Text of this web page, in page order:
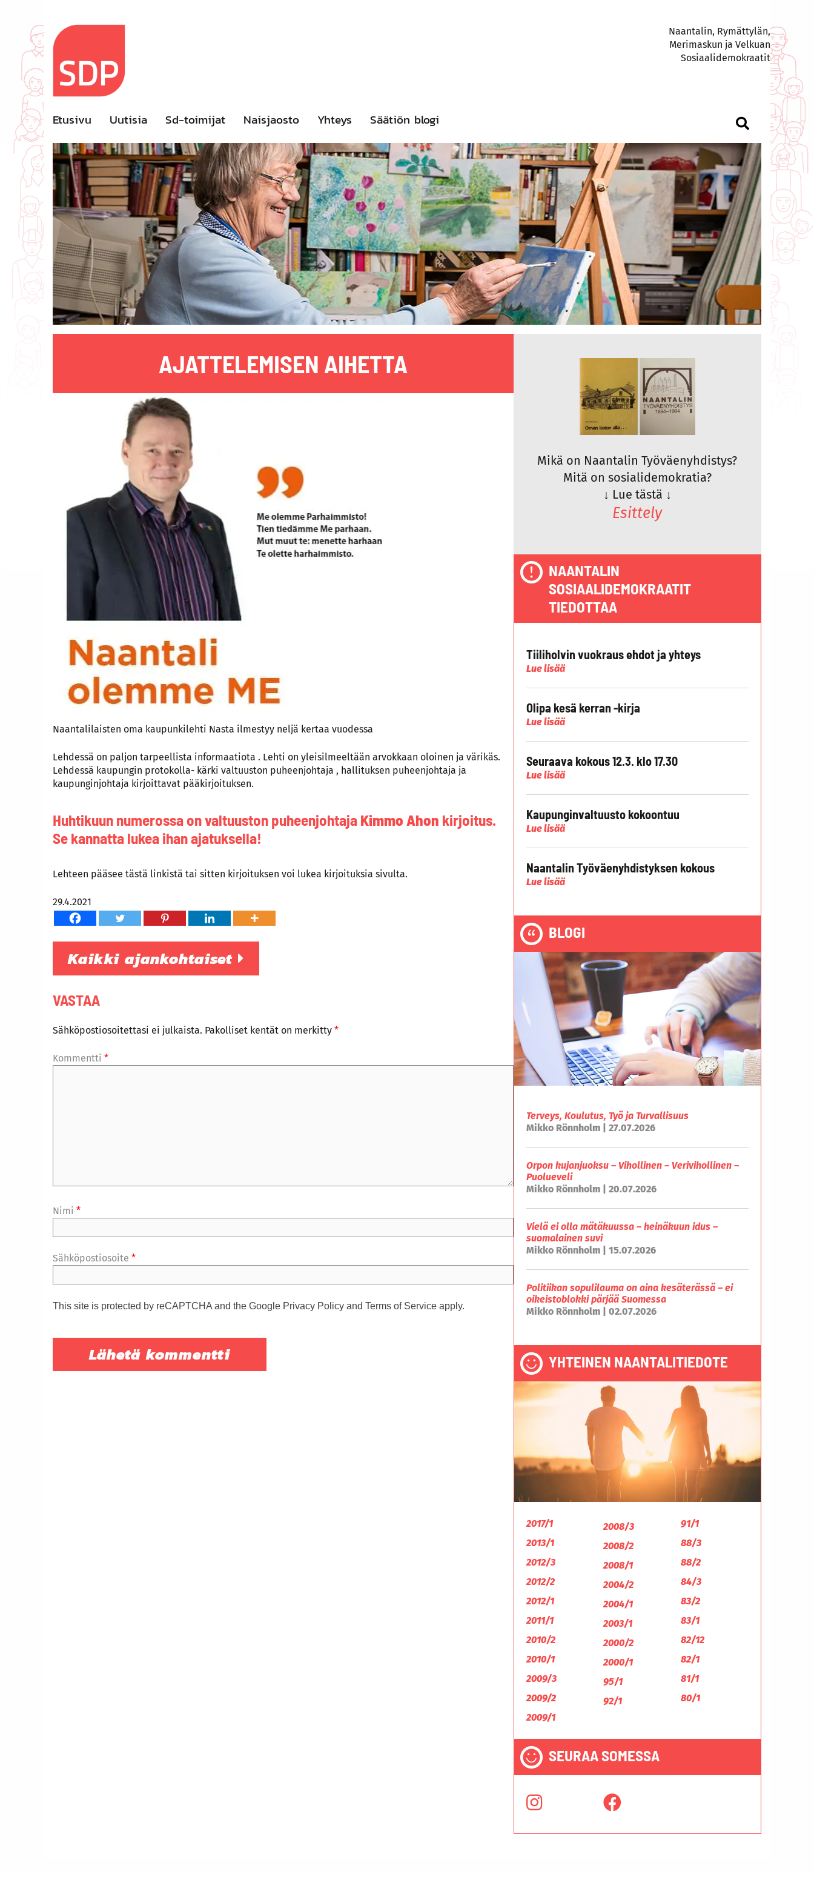
content
Naantalin, Rymättylän,
Merimaskun ja Velkuan
Sosiaalidemokraatit
Etusivu Uutisia Sd-toimijat Naisjaosto Yhteys Säätiön blogi
AJATTELEMISEN AIHETTA
Naantalilaisten oma kaupunkilehti Nasta ilmestyy neljä kertaa vuodessa
Lehdessä on paljon tarpeellista informaatiota . Lehti on yleisilmeeltään arvokkaan oloinen ja värikäs.
Lehdessä kaupungin protokolla- kärki valtuuston puheenjohtaja , hallituksen puheenjohtaja ja
kaupunginjohtaja kirjoittavat pääkirjoituksen.
Huhtikuun numerossa on valtuuston puheenjohtaja Kimmo Ahon kirjoitus.
Se kannatta lukea ihan ajatuksella!
Lehteen pääsee tästä linkistä tai sitten kirjoituksen voi lukea kirjoituksia sivulta.
29.4.2021
Kaikki ajankohtaiset
VASTAA
Sähköpostiosoitettasi ei julkaista. Pakolliset kentät on merkitty *
Kommentti *
Nimi *
Sähköpostiosoite *
This site is protected by reCAPTCHA and the Google Privacy Policy and Terms of Service apply.
Mikä on Naantalin Työväenyhdistys?
Mitä on sosialidemokratia?
↓ Lue tästä ↓
Esittely
NAANTALIN
SOSIAALIDEMOKRAATIT
TIEDOTTAA
Tiiliholvin vuokraus ehdot ja yhteys
Lue lisää
Olipa kesä kerran -kirja
Lue lisää
Seuraava kokous 12.3. klo 17.30
Lue lisää
Kaupunginvaltuusto kokoontuu
Lue lisää
Naantalin Työväenyhdistyksen kokous
Lue lisää
BLOGI
Terveys, Koulutus, Työ ja Turvallisuus
Mikko Rönnholm | 27.07.2026
Orpon kujanjuoksu – Vihollinen – Verivihollinen –
Puolueveli
Mikko Rönnholm | 20.07.2026
Vielä ei olla mätäkuussa – heinäkuun idus –
suomalainen suvi
Mikko Rönnholm | 15.07.2026
Politiikan sopulilauma on aina kesäterässä – ei
oikeistoblokki pärjää Suomessa
Mikko Rönnholm | 02.07.2026
YHTEINEN NAANTALITIEDOTE
2017/1
2013/1
2012/3
2012/2
2012/1
2011/1
2010/2
2010/1
2009/3
2009/2
2009/1
2008/3
2008/2
2008/1
2004/2
2004/1
2003/1
2000/2
2000/1
95/1
92/1
91/1
88/3
88/2
84/3
83/2
83/1
82/12
82/1
81/1
80/1
SEURAA SOMESSA